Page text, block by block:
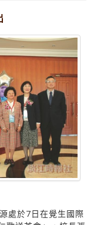
處於7日在覺生國際